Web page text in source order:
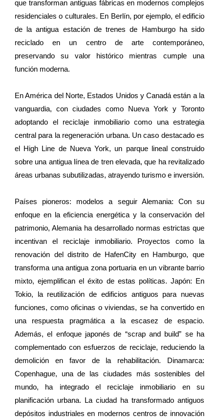
que transforman antiguas fábricas en modernos complejos
residenciales o culturales. En Berlín, por ejemplo, el edificio
de la antigua estación de trenes de Hamburgo ha sido
reciclado en un centro de arte contemporáneo,
preservando su valor histórico mientras cumple una
función moderna.
En América del Norte, Estados Unidos y Canadá están a la
vanguardia, con ciudades como Nueva York y Toronto
adoptando el reciclaje inmobiliario como una estrategia
central para la regeneración urbana. Un caso destacado es
el High Line de Nueva York, un parque lineal construido
sobre una antigua línea de tren elevada, que ha revitalizado
áreas urbanas subutilizadas, atrayendo turismo e inversión.
Países pioneros: modelos a seguir Alemania: Con su
enfoque en la eficiencia energética y la conservación del
patrimonio, Alemania ha desarrollado normas estrictas que
incentivan el reciclaje inmobiliario. Proyectos como la
renovación del distrito de HafenCity en Hamburgo, que
transforma una antigua zona portuaria en un vibrante barrio
mixto, ejemplifican el éxito de estas políticas. Japón: En
Tokio, la reutilización de edificios antiguos para nuevas
funciones, como oficinas o viviendas, se ha convertido en
una respuesta pragmática a la escasez de espacio.
Además, el enfoque japonés de “scrap and build” se ha
complementado con esfuerzos de reciclaje, reduciendo la
demolición en favor de la rehabilitación. Dinamarca:
Copenhague, una de las ciudades más sostenibles del
mundo, ha integrado el reciclaje inmobiliario en su
planificación urbana. La ciudad ha transformado antiguos
depósitos industriales en modernos centros de innovación